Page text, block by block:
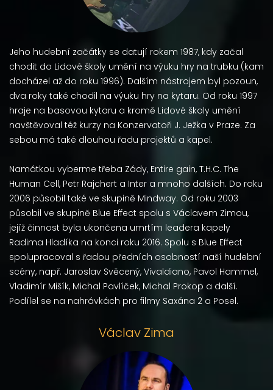
Jeho hudební začátky se datují rokem 1987, kdy začal
chodit do Lidové školy umění na výuku hry na trubku (kam
docházel až do roku 1996). Dalším nástrojem byl pozoun,
dva roky také chodil na výuku hry na kytaru. Od roku 1997
hraje na basovou kytaru a kromě Lidové školy umění
navštěvoval též kurzy na Konzervatoři J. Ježka v Praze. Za
sebou má také dlouhou řadu projektů a kapel.
Namátkou vyberme třeba Zády, Entire gain, T.H.C. The
Human Cell, Petr Rajchert a Inter a mnoho dalších. Do roku
2006 působil také ve skupině Mindway. Od roku 2003
působil ve skupině Blue Effect spolu s Václavem Zimou,
jejíž činnost byla ukončena umrtím leadera kapely
Radima Hladíka na konci roku 2016. Spolu s Blue Effect
spolupracoval s řadou předních osobností naší hudební
scény, např. Jaroslav Svěcený, Vivaldiano, Pavol Hammel,
Vladimír Mišík, Michal Pavlíček, Michal Prokop a další.
Podílel se na nahrávkách pro filmy Saxána 2 a Posel.
Václav Zima